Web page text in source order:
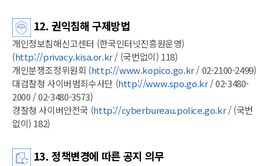
12. 권익침해 구제방법
개인정보침해신고센터 (한국인터넷진흥원운영)
(http://privacy.kisa.or.kr/ (국번없이) 118)
개인분쟁조정위원회 (http://www.kopico.go.kr/ 02-2100-2499)
대검찰청 사이버범죄수사단 (http://www.spo.go.kr/ 02-3480-
2000 / 02-3480-3573)
경찰청 사이버안전국 (http://cyberbureau.police.go.kr/ (국번
없이) 182)
13. 정책변경에 따른 공지 의무